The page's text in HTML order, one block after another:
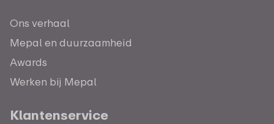
Ons verhaal
Mepal en duurzaamheid
Awards
Werken bij Mepal
Klantenservice